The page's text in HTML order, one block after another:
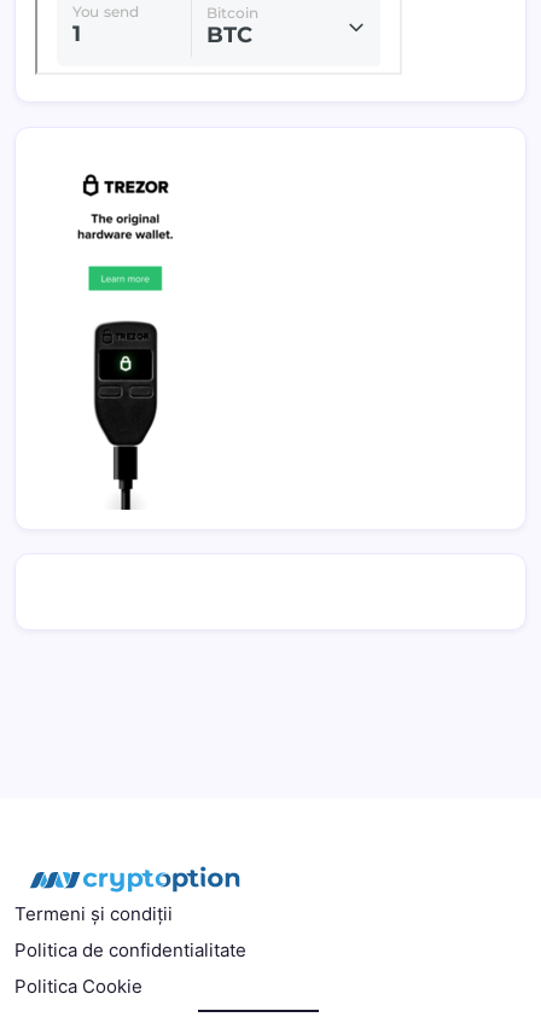
Termeni și condiții
Politica de confidentialitate
Politica Cookie